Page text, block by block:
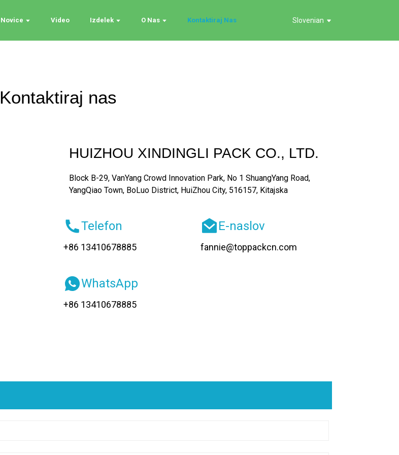
Novice Video Izdelek O Nas Kontaktiraj Nas Slovenian
Kontaktiraj nas
HUIZHOU XINDINGLI PACK CO., LTD.
Block B-29, VanYang Crowd Innovation Park, No 1 ShuangYang Road,
YangQiao Town, BoLuo District, HuiZhou City, 516157, Kitajska
Telefon
+86 13410678885
E-naslov
fannie@toppackcn.com
WhatsApp
+86 13410678885